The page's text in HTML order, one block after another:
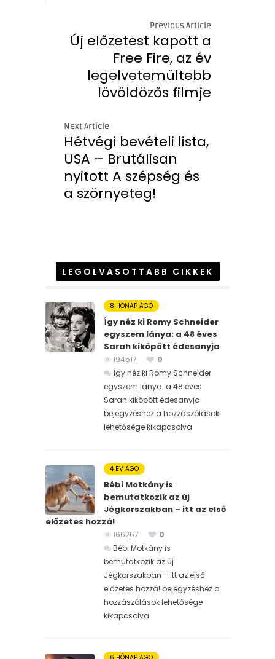
Previous Article
Új előzetest kapott a
Free Fire, az év
legelvetemültebb
lövöldözős filmje
Next Article
Hétvégi bevételi lista,
USA – Brutálisan
nyitott A szépség és
a szörnyeteg!
LEGOLVASOTTABB CIKKEK
8 HÓNAP AGO
Így néz ki Romy Schneider
egyszem lánya: a 48 éves
Sarah kiköpött édesanyja
194517
0
Így néz ki Romy Schneider
egyszem lánya: a 48 éves
Sarah kiköpött édesanyja
bejegyzéshez a hozzászólások
lehetősége kikapcsolva
4 ÉV AGO
Bébi Motkány is
bemutatkozik az új
Jégkorszakban – itt az első
előzetes hozzá!
166267
0
Bébi Motkány is
bemutatkozik az új
Jégkorszakban – itt az első
előzetes hozzá! bejegyzéshez a
hozzászólások lehetősége
kikapcsolva